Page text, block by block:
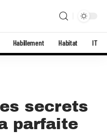
Habillement Habitat IT
secrets
parfaite